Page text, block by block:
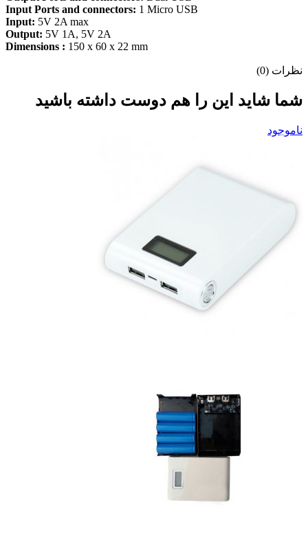
Input Ports and connectors: 1 Micro USB
Input: 5V 2A max
Output: 5V 1A, 5V 2A
Dimensions : 150 x 60 x 22 mm
نظرات (0)
شما شاید این را هم دوست داشته باشید
ناموجود